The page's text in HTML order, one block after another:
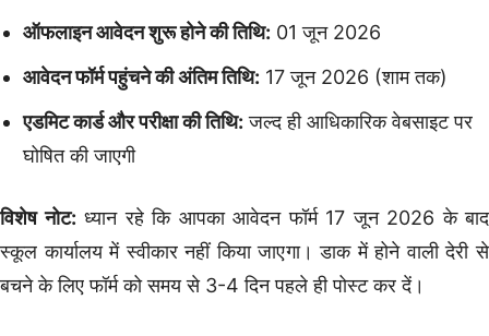
ऑफलाइन आवेदन शुरू होने की तिथि: 01 जून 2026
आवेदन फॉर्म पहुंचने की अंतिम तिथि: 17 जून 2026 (शाम तक)
एडमिट कार्ड और परीक्षा की तिथि: जल्द ही आधिकारिक वेबसाइट पर
घोषित की जाएगी
विशेष नोट: ध्यान रहे कि आपका आवेदन फॉर्म 17 जून 2026 के बाद
स्कूल कार्यालय में स्वीकार नहीं किया जाएगा। डाक में होने वाली देरी से
बचने के लिए फॉर्म को समय से 3-4 दिन पहले ही पोस्ट कर दें।